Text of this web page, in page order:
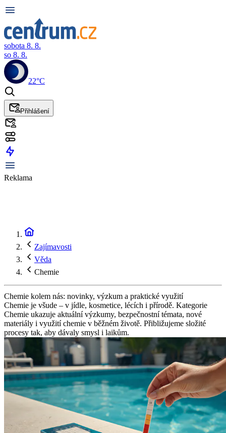
sobota 8. 8.
so 8. 8.
22°C
Přihlášení
Reklama
Zajímavosti
Věda
Chemie
Chemie kolem nás: novinky, výzkum a praktické využití
Chemie je všude – v jídle, kosmetice, lécích i přírodě. Kategorie
Chemie ukazuje aktuální výzkumy, bezpečnostní témata, nové
materiály i využití chemie v běžném životě. Přibližujeme složité
procesy tak, aby dávaly smysl i laikům.